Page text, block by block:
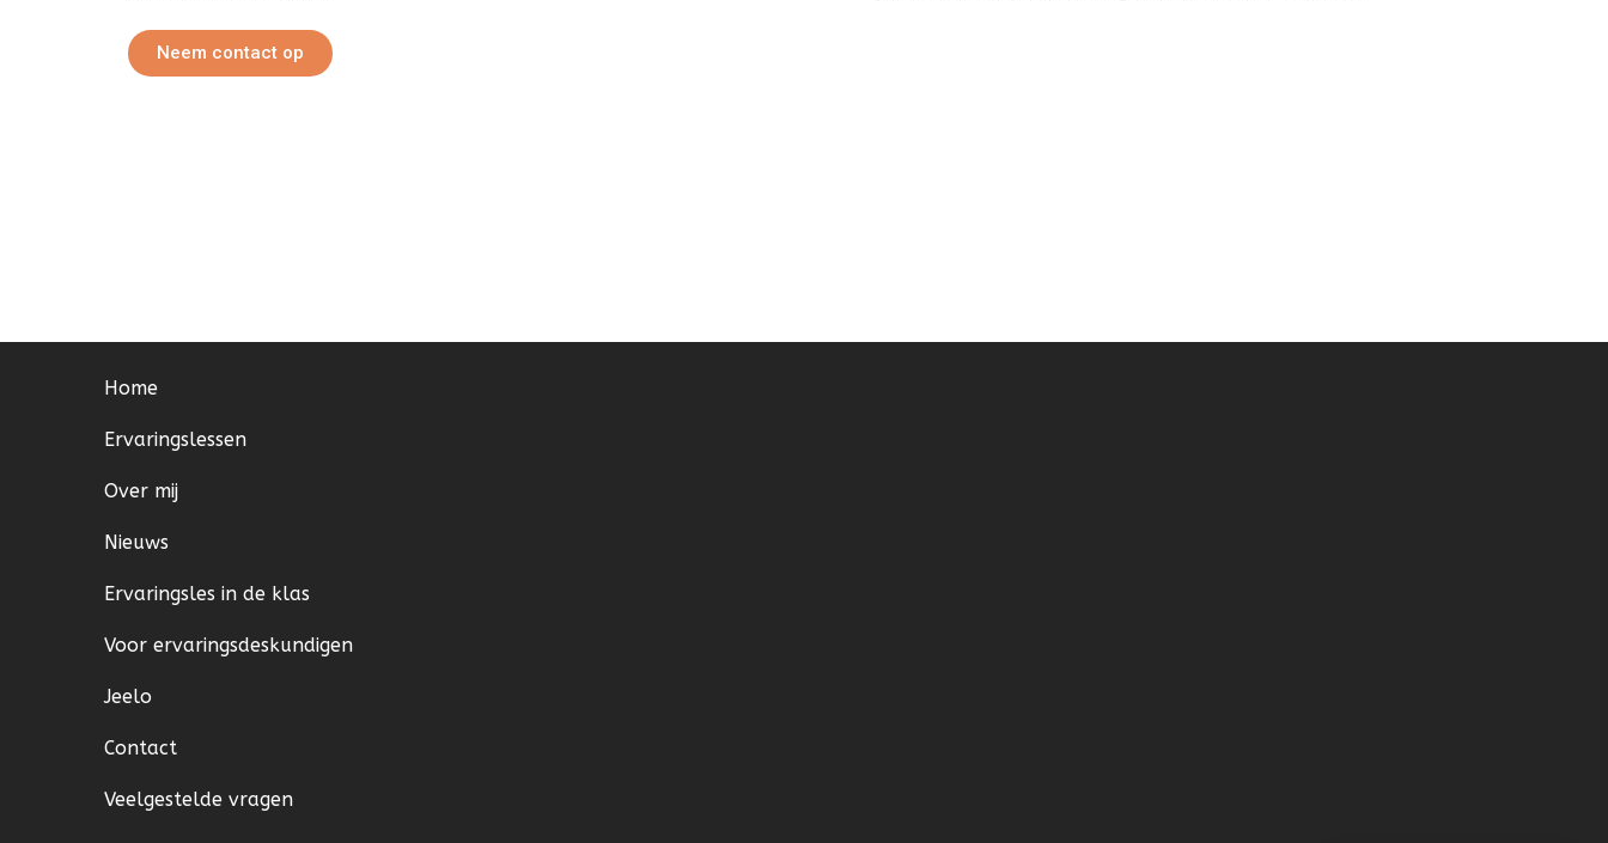
Neem contact op
Home
Ervaringslessen
Over mij
Nieuws
Ervaringsles in de klas
Voor ervaringsdeskundigen
Jeelo
Contact
Veelgestelde vragen